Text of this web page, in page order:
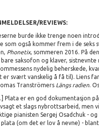
REVIEWS:
burde ikke trenge noen
som også kommer frem i de seks
Phonetix, sommeren 2016. På
bare saksofon og klaver,
nydelig beherskede,
er svært vanskelig å få til). Liens
Tranströmers Längs radien.
Plata er en god dokumentasjon
et slags nybrottsarbeid, men
pianisten Sergej Osadchuk -
plata (om det er lov å nevne) -